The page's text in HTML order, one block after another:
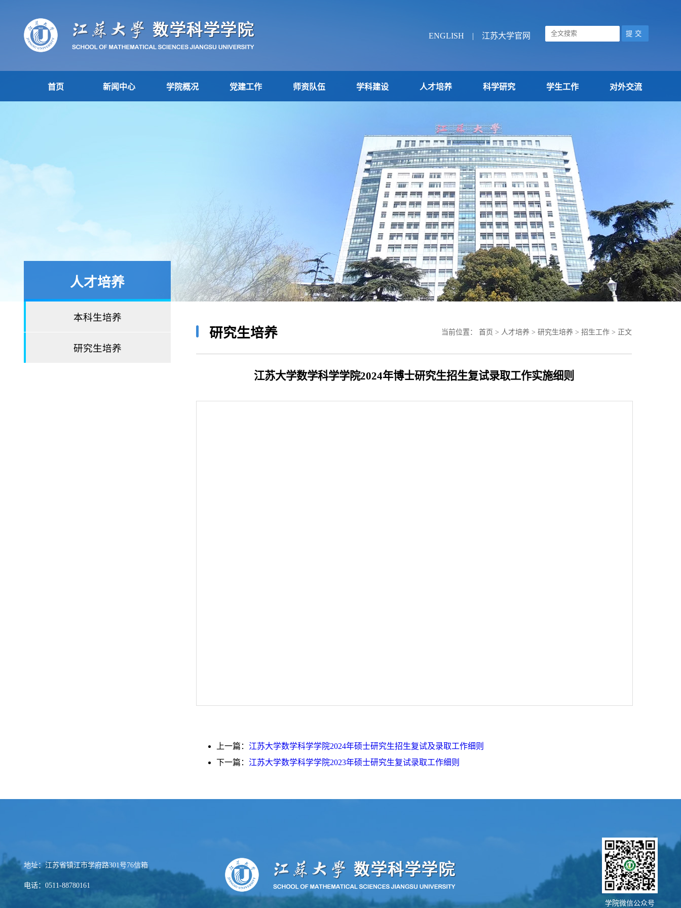
ENGLISH | 江苏大学官网
首页 新闻中心 学院概况 党建工作 师资队伍 学科建设 人才培养 科学研究 学生工作 对外交流
人才培养
本科生培养
研究生培养
研究生培养 当前位置： 首页 > 人才培养 > 研究生培养 > 招生工作 > 正文
江苏大学数学科学学院2024年博士研究生招生复试录取工作实施细则
上一篇： 江苏大学数学科学学院2024年硕士研究生招生复试及录取工作细则
下一篇： 江苏大学数学科学学院2023年硕士研究生复试录取工作细则
地址：江苏省镇江市学府路301号76信箱
电话：0511-88780161
学院微信公众号